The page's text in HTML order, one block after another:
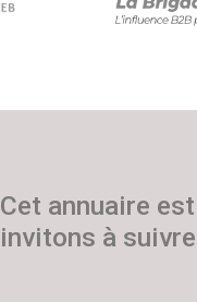
Cet annuaire
invitons à